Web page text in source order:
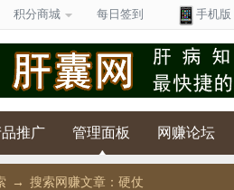
积分商城 每日签到 手机版
推广 管理面板 网赚论坛
→ 搜索网赚文章：硬仗